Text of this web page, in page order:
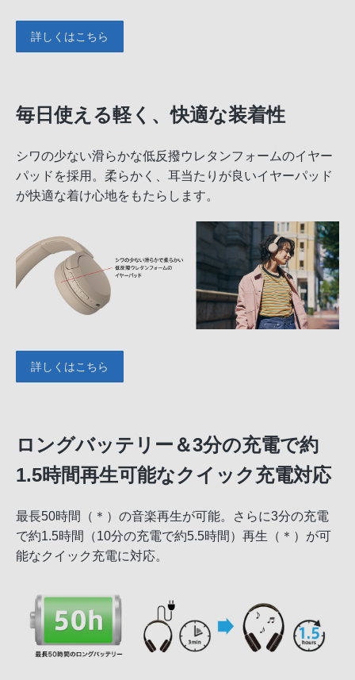
詳しくはこちら
毎日使える軽く、快適な装着性
シワの少ない滑らかな低反撥ウレタンフォームのイヤー
パッドを採用。柔らかく、耳当たりが良いイヤーパッド
が快適な着け心地をもたらします。
詳しくはこちら
ロングバッテリー＆3分の充電で約
1.5時間再生可能なクイック充電対応
最長50時間（＊）の音楽再生が可能。さらに3分の充電
で約1.5時間（10分の充電で約5.5時間）再生（＊）が可
能なクイック充電に対応。